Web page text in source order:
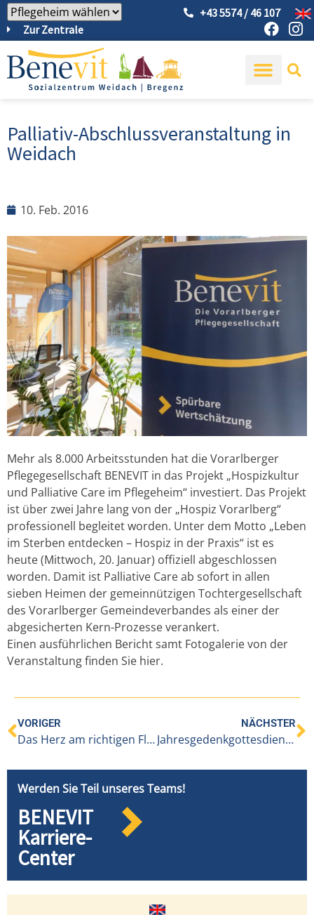
Zur Zentrale
+43 5574 / 46 107
Palliativ-Abschlussveranstaltung in
Weidach
10. Feb. 2016
Mehr als 8.000 Arbeitsstunden hat die Vorarlberger
Pflegegesellschaft BENEVIT in das Projekt „Hospizkultur
und Palliative Care im Pflegeheim“ investiert. Das Projekt
ist über zwei Jahre lang von der „Hospiz Vorarlberg“
professionell begleitet worden. Unter dem Motto „Leben
im Sterben entdecken – Hospiz in der Praxis“ ist es
heute (Mittwoch, 20. Januar) offiziell abgeschlossen
worden. Damit ist Palliative Care ab sofort in allen
sieben Heimen der gemeinnützigen Tochtergesellschaft
des Vorarlberger Gemeindeverbandes als einer der
abgesicherten Kern-Prozesse verankert.
Einen ausführlichen Bericht samt Fotogalerie von der
Veranstaltung finden Sie hier.
VORIGER
Das Herz am richtigen Fleck
NÄCHSTER
Jahresgedenkgottesdienst im Sozialzentrum Weidach
Werden Sie Teil unseres Teams!
BENEVIT
Karriere-
Center